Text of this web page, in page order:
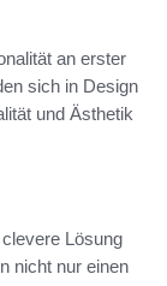
an erster
sich in Design
und Ästhetik
Lösung
nicht nur einen